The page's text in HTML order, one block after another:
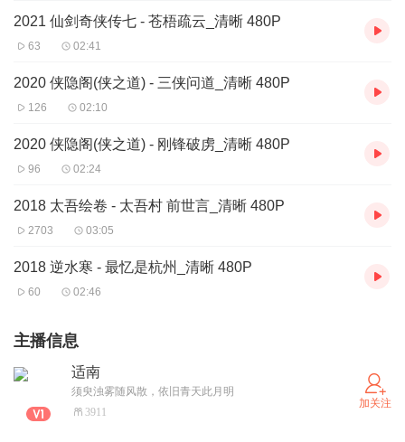
2021 仙剑奇侠传七 - 苍梧疏云_清晰 480P
63 02:41
2020 侠隐阁(侠之道) - 三侠问道_清晰 480P
126 02:10
2020 侠隐阁(侠之道) - 刚锋破虏_清晰 480P
96 02:24
2018 太吾绘卷 - 太吾村 前世言_清晰 480P
2703 03:05
2018 逆水寒 - 最忆是杭州_清晰 480P
60 02:46
主播信息
适南
须臾浊雾随风散，依旧青天此月明
3911
加关注